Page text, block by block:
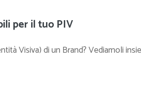
per il tuo PIV
Visiva) di un Brand? Vediamoli